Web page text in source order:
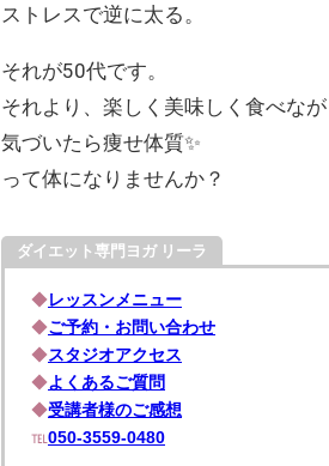
ストレスで逆に太る。
それが50代です。
それより、楽しく美味しく食べな
気づいたら痩せ体質✨
って体になりませんか？
ダイエット専門ヨガ リーラ
◆ レッスンメニュー
◆ご予約・お問い合わせ
◆ スタジオアクセス
◆ よくあるご質問
◆受講者様のご感想
℡ 050-3559-0480